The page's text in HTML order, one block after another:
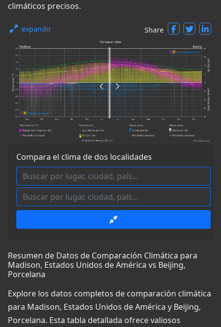
climáticos precisos.
expandir Share
Compara el clima de dos localidades
Resumen de Datos de Comparación Climática para
Madison, Estados Unidos de América vs Beijing,
Porcelana
Explore los datos completos de comparación climática
para Madison, Estados Unidos de América y Beijing,
Porcelana. Esta tabla detallada ofrece valiosos